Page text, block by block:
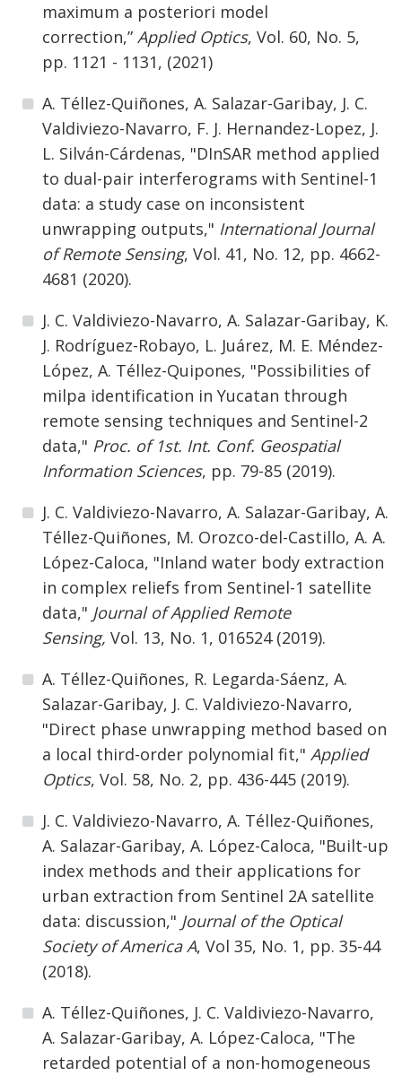
maximum a posteriori model
correction,” Applied Optics, Vol. 60, No. 5,
pp. 1121 - 1131, (2021)
A. Téllez-Quiñones, A. Salazar-Garibay, J. C.
Valdiviezo-Navarro, F. J. Hernandez-Lopez, J.
L. Silván-Cárdenas, "DInSAR method applied
to dual-pair interferograms with Sentinel-1
data: a study case on inconsistent
unwrapping outputs," International Journal
of Remote Sensing, Vol. 41, No. 12, pp. 4662-
4681 (2020).
J. C. Valdiviezo-Navarro, A. Salazar-Garibay, K.
J. Rodríguez-Robayo, L. Juárez, M. E. Méndez-
López, A. Téllez-Quipones, "Possibilities of
milpa identification in Yucatan through
remote sensing techniques and Sentinel-2
data," Proc. of 1st. Int. Conf. Geospatial
Information Sciences, pp. 79-85 (2019).
J. C. Valdiviezo-Navarro, A. Salazar-Garibay, A.
Téllez-Quiñones, M. Orozco-del-Castillo, A. A.
López-Caloca, "Inland water body extraction
in complex reliefs from Sentinel-1 satellite
data," Journal of Applied Remote
Sensing, Vol. 13, No. 1, 016524 (2019).
A. Téllez-Quiñones, R. Legarda-Sáenz, A.
Salazar-Garibay, J. C. Valdiviezo-Navarro,
"Direct phase unwrapping method based on
a local third-order polynomial fit," Applied
Optics, Vol. 58, No. 2, pp. 436-445 (2019).
J. C. Valdiviezo-Navarro, A. Téllez-Quiñones,
A. Salazar-Garibay, A. López-Caloca, "Built-up
index methods and their applications for
urban extraction from Sentinel 2A satellite
data: discussion," Journal of the Optical
Society of America A, Vol 35, No. 1, pp. 35-44
(2018).
A. Téllez-Quiñones, J. C. Valdiviezo-Navarro,
A. Salazar-Garibay, A. López-Caloca, "The
retarded potential of a non-homogeneous